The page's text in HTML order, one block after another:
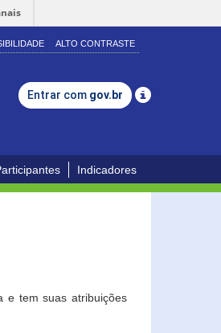
ALTO CONTRASTE
Entrar com gov.br
Indicadores
e tem suas atribuições